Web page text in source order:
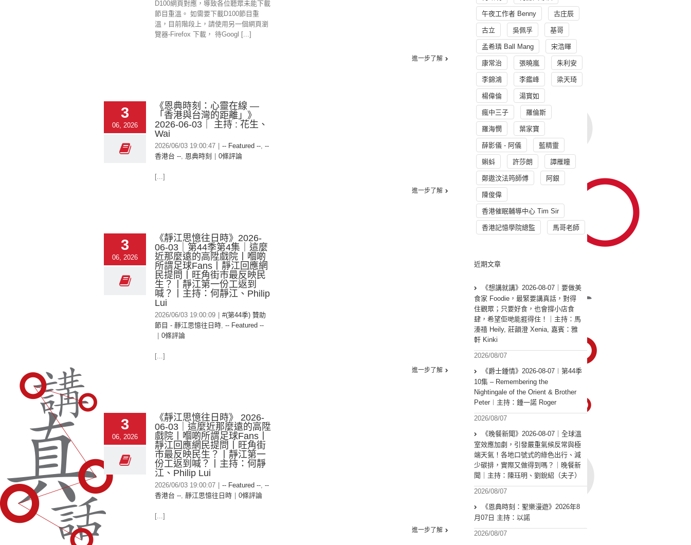
D100網頁對應，導致各位聽眾未能下載
節目重溫。 如需要下載D100節目重
溫，目前階段上，請使用另一個網頁瀏
覽器-Firefox 下載， 待Googl [...]
進一步了解
3
06, 2026
《恩典時刻：心靈在線 —
「香港與台灣的距離」》
2026-06-03｜ 主持 : 花生、
Wai
2026/06/03 19:00:47 -- Featured --, --
香港台 --, 恩典時刻 0條評論
[...]
進一步了解
3
06, 2026
《靜江思憶往日時》2026-
06-03｜第44季第4集｜這麼
近那麼遠的高陞戲院丨嗰啲
所謂足球Fans丨靜江回應網
民提問丨旺角街市最反映民
生？丨靜江第一份工返到
喊？丨主持：何靜江、Philip
Lui
2026/06/03 19:00:09
#(第44季) 贊助
節目 - 靜江思憶往日時, -- Featured --
0條評論
[...]
進一步了解
3
06, 2026
《靜江思憶往日時》 2026-
06-03｜這麼近那麼遠的高陞
戲院丨嗰啲所謂足球Fans丨
靜江回應網民提問丨旺角街
市最反映民生？丨靜江第一
份工返到喊？丨主持：何靜
江、Philip Lui
2026/06/03 19:00:07 -- Featured --, --
香港台 --, 靜江思憶往日時 0條評論
[...]
進一步了解
午夜工作者 Benny 古庄辰
古立 吳佩孚 基哥
孟希璘 Ball Mang 宋浩暉
康常治 張曉嵐 朱利安
李錦鴻 李鑑峰 梁天琦
楊偉倫 湯寳如
瘋中三子 羅倫斯
羅海憫 葉家寶
薛影儀 - 阿儀 藍精靈
蝌蚪 許莎朗 譚雁瞳
鄭遨汶法筠師傅 阿銀
陳俊偉
香港催眠輔導中心 Tim Sir
香港記憶學院總監 馬哥老師
近期文章
《想講就講》2026-08-07｜要做美
食家 Foodie，最緊要講真話，對得
住觀眾；只要好食，也會撐小店食
肆，希望佢哋能捱得住！｜主持：馬
溱禧 Heily, 莊韻澄 Xenia, 嘉賓：雅
軒 Kinki
2026/08/07
《爵士鍾情》2026-08-07︱第44季
10集 – Remembering the
Nightingale of the Orient & Brother
Peter︱主持：鍾一諾 Roger
2026/08/07
《晚餐新聞》2026-08-07｜全球溫
室效應加劇，引發嚴重氣候反常與極
端天氣！各地口號式的綠色出行、減
少碳排，實際又做得到嗎？｜晚餐新
聞｜主持：陳珏明、劉銳紹（夫子）
2026/08/07
《恩典時刻：聖樂漫遊》2026年8
月07日 主持：以諾
2026/08/07